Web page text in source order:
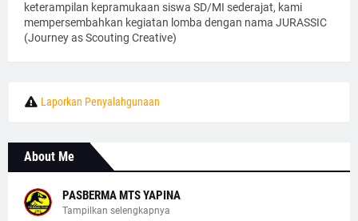
keterampilan kepramukaan siswa SD/MI sederajat, kami
mempersembahkan kegiatan lomba dengan nama JURASSIC
(Journey as Scouting Creative)
Laporkan Penyalahgunaan
About Me
PASBERMA MTS YAPINA
Tampilkan selengkapnya